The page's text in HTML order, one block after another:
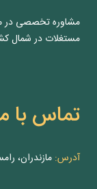
مشاوره‌ تخصصی در
مستغلات در شمال
تماس با
آدرس: مازندران، رامسر، کتالم،